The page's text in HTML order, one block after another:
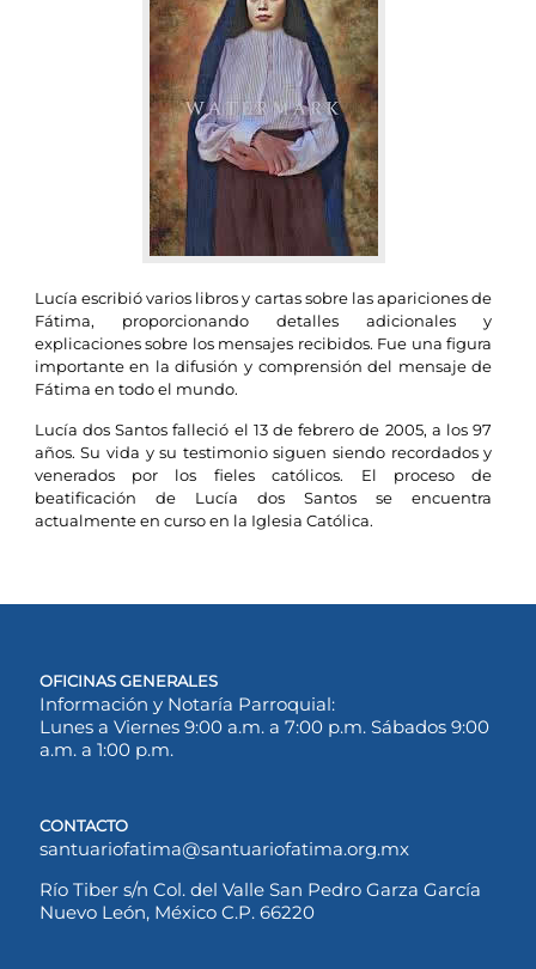
Lucía escribió varios libros y cartas sobre las apariciones de
Fátima, proporcionando detalles adicionales y
explicaciones sobre los mensajes recibidos. Fue una figura
importante en la difusión y comprensión del mensaje de
Fátima en todo el mundo.
Lucía dos Santos falleció el 13 de febrero de 2005, a los 97
años. Su vida y su testimonio siguen siendo recordados y
venerados por los fieles católicos. El proceso de
beatificación de Lucía dos Santos se encuentra
actualmente en curso en la Iglesia Católica.
OFICINAS GENERALES
Información y Notaría Parroquial:
Lunes a Viernes 9:00 a.m. a 7:00 p.m. Sábados 9:00
a.m. a 1:00 p.m.
CONTACTO
santuariofatima@santuariofatima.org.mx
Río Tiber s/n Col. del Valle San Pedro Garza García
Nuevo León, México C.P. 66220